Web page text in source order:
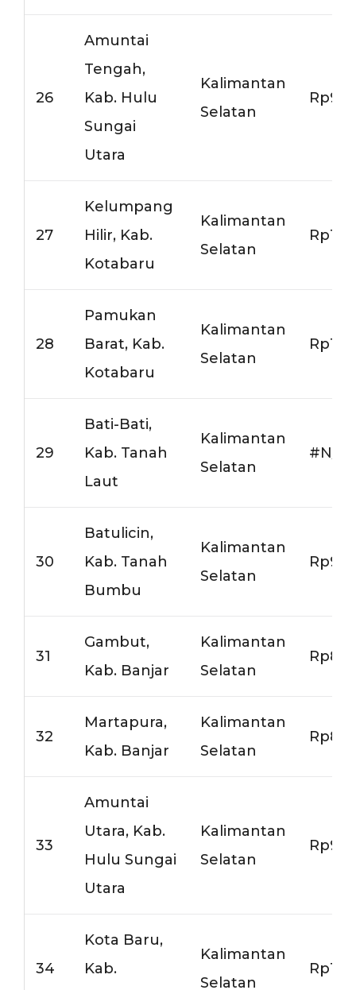
26
Amuntai
Tengah,
Kab. Hulu
Sungai
Utara
Kalimantan
Selatan
27
Kelumpang
Hilir, Kab.
Kotabaru
Kalimantan
Selatan
28
Pamukan
Barat, Kab.
Kotabaru
Kalimantan
Selatan
29
Bati-Bati,
Kab. Tanah
Laut
Kalimantan
Selatan
#N/A
30
Batulicin,
Kab. Tanah
Bumbu
Kalimantan
Selatan
31
Gambut,
Kab. Banjar
Kalimantan
Selatan
32
Martapura,
Kab. Banjar
Kalimantan
Selatan
33
Amuntai
Utara, Kab.
Hulu Sungai
Utara
Kalimantan
Selatan
34
Kota Baru,
Kab.
Kalimantan
Selatan